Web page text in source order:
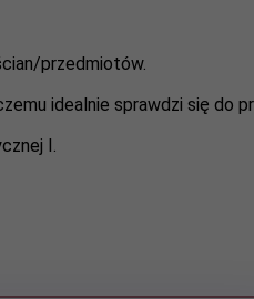
przedmiotów.
idealnie sprawdzi się do
I.